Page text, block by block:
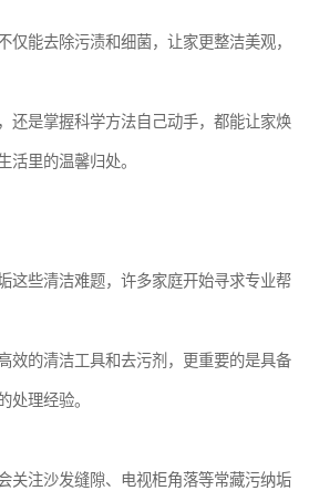
仅能去除污渍和细菌，让家更整洁美观，
还是掌握科学方法自己动手，都能让家焕
活里的温馨归处。
这些清洁难题，许多家庭开始寻求专业帮
效的清洁工具和去污剂，更重要的是具备
处理经验。
关注沙发缝隙、电视柜角落等常藏污纳垢